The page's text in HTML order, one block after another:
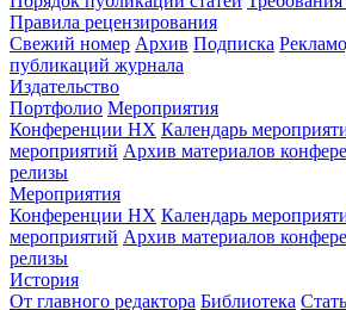
Правила рецензирования
Свежий номер Архив Подписка
публикаций журнала
Издательство
Портфолио Мероприятия
Конференции НХ Календарь
мероприятий Архив материалов
релизы
Мероприятия
Конференции НХ Календарь
мероприятий Архив материалов
релизы
История
От главного редактора Библиотека